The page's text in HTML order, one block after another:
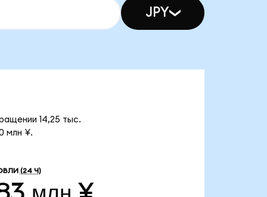
JPY
14,25 тыс.
млн ¥.
(24 Ч)